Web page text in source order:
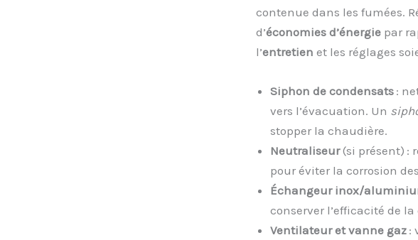
contenue dans les fumées.
d’économies d’énergiepar
l’entretien et les réglages
Siphon de condensats:
vers l’évacuation. Un
stopper la chaudière.
Neutraliseur(si présent) :
pour éviter la corrosion
Échangeur inox/
conserver l’efficacité de
Ventilateur et vanne gaz: